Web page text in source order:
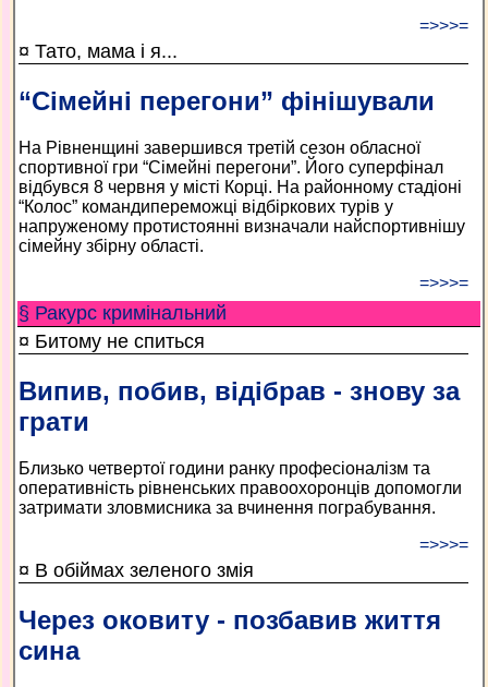
=>>>=
¤ Тато, мама і я...
“Сімейні перегони” фінішували
На Рівненщині завершився третій сезон обласної
спортивної гри “Сімейні перегони”. Його суперфінал
відбувся 8 червня у місті Корці. На районному стадіоні
“Колос” команди­переможці відбіркових турів у
напруженому протистоянні визначали найспортивнішу
сімейну збірну області.
=>>>=
§ Ракурс кримінальний
¤ Битому не спиться
Випив, побив, відібрав - знову за
грати
Близько четвертої години ранку професіоналізм та
оперативність рівненських правоохоронців допомогли
затримати зловмисника за вчинення пограбування.
=>>>=
¤ В обіймах зеленого змія
Через оковиту - позбавив життя
сина